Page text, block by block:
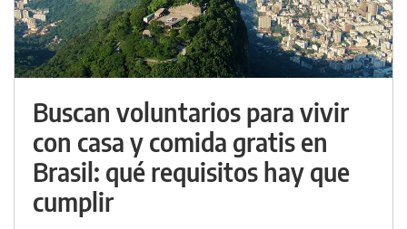
Buscan voluntarios para vivir
con casa y comida gratis en
Brasil: qué requisitos hay que
cumplir